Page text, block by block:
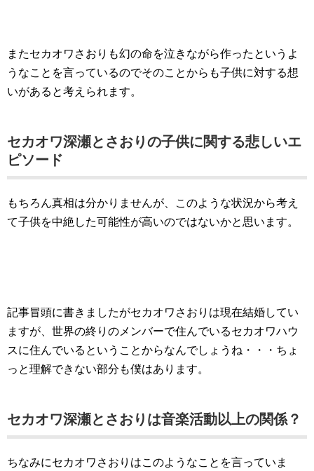
またセカオワさおりも幻の命を泣きながら作ったというよ
うなことを言っているのでそのことからも子供に対する想
いがあると考えられます。
セカオワ深瀬とさおりの子供に関する悲しいエ
ピソード
もちろん真相は分かりませんが、このような状況から考え
て子供を中絶した可能性が高いのではないかと思います。
記事冒頭に書きましたがセカオワさおりは現在結婚してい
ますが、世界の終りのメンバーで住んでいるセカオワハウ
スに住んでいるということからなんでしょうね・・・ちょ
っと理解できない部分も僕はあります。
セカオワ深瀬とさおりは音楽活動以上の関係？
ちなみにセカオワさおりはこのようなことを言っていま